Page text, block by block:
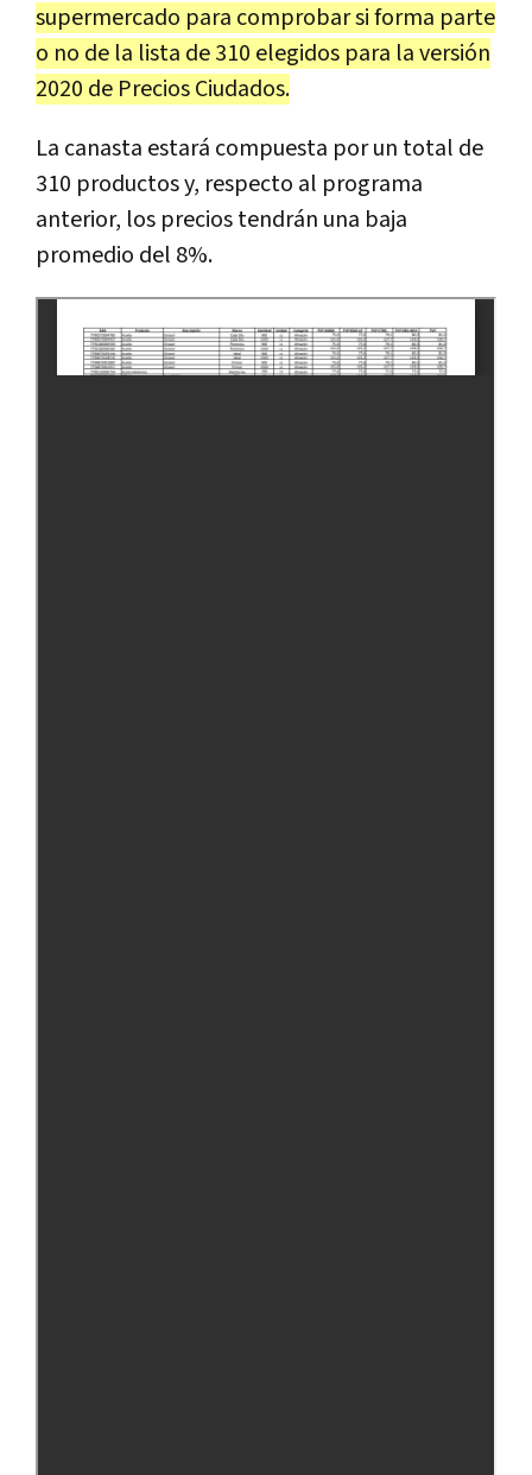
supermercado para comprobar si forma parte
o no de la lista de 310 elegidos para la versión
2020 de Precios Ciudados.
La canasta estará compuesta por un total de
310 productos y, respecto al programa
anterior, los precios tendrán una baja
promedio del 8%.